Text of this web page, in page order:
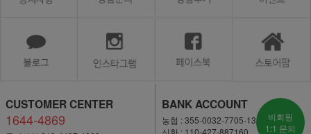
CUSTOMER CENTER
1644-4869
BANK ACCOUNT
농협 : 355-0032-7705-13
비회원
1:1 문의